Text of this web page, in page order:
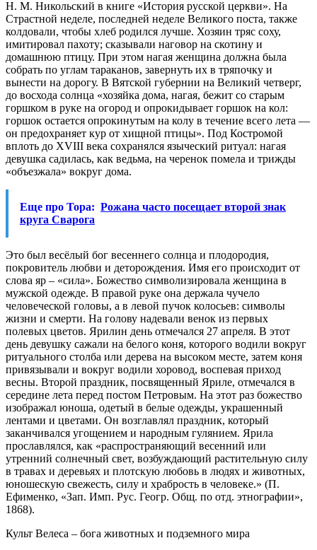
Н. М. Никольский в книге «История русской церкви». На
Страстной неделе, последней неделе Великого поста, также
колдовали, чтобы хлеб родился лучше. Хозяин тряс соху,
имитировал пахоту; сказывали наговор на скотину и
домашнюю птицу. При этом нагая женщина должна была
собрать по углам тараканов, завернуть их в тряпочку и
вынести на дорогу. В Вятской губернии на Великий четверг,
до восхода солнца «хозяйка дома, нагая, бежит со старым
горшком в руке на огород и опрокидывает горшок на кол:
горшок остается опрокинутым на колу в течение всего лета —
он предохраняет кур от хищной птицы». Под Костромой
вплоть до XVIII века сохранялся языческий ритуал: нагая
девушка садилась, как ведьма, на черенок помела и трижды
«объезжала» вокруг дома.
Еще про Тора: Рожана часто посещает второй знак
круга Сварога
Это был весёлый бог весеннего солнца и плодородия,
покровитель любви и деторождения. Имя его происходит от
слова яр – «сила». Божество символизировала женщина в
мужской одежде. В правой руке она держала чучело
человеческой головы, а в левой пучок колосьев: символы
жизни и смерти. На голову надевали венок из первых
полевых цветов. Ярилин день отмечался 27 апреля. В этот
день девушку сажали на белого коня, которого водили вокруг
ритуального столба или дерева на высоком месте, затем коня
привязывали и вокруг водили хоровод, воспевая приход
весны. Второй праздник, посвященный Яриле, отмечался в
середине лета перед постом Петровым. На этот раз божество
изображал юноша, одетый в белые одежды, украшенный
лентами и цветами. Он возглавлял праздник, который
заканчивался угощением и народным гулянием. Ярила
прославлялся, как «распространяющий весенний или
утренний солнечный свет, возбуждающий растительную силу
в травах и деревьях и плотскую любовь в людях и животных,
юношескую свежесть, силу и храбрость в человеке.» (П.
Ефименко, «Зап. Имп. Рус. Геогр. Общ. по отд. этнографии»,
1868).
Культ Велеса – бога животных и подземного мира